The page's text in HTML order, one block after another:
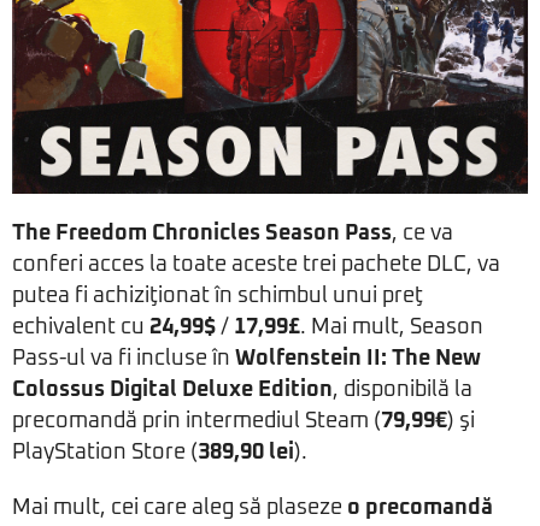
The Freedom Chronicles Season Pass, ce va
conferi acces la toate aceste trei pachete DLC, va
putea fi achiziţionat în schimbul unui preţ
echivalent cu 24,99$ / 17,99£. Mai mult, Season
Pass-ul va fi incluse în Wolfenstein II: The New
Colossus Digital Deluxe Edition, disponibilă la
precomandă prin intermediul Steam (79,99€) şi
PlayStation Store (389,90 lei).
Mai mult, cei care aleg să plaseze o precomandă